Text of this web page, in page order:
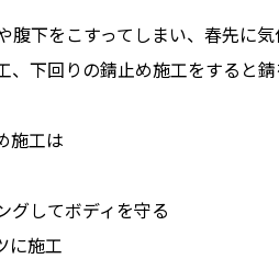
下をこすってしまい、春先に
、下回りの錆止め施工をすると
施工は
グしてボディを守る
に施工